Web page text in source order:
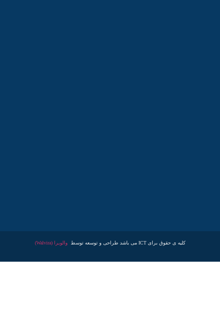
کلیه ی حقوق برای ICT می باشد طراحی و توسعه توسط والویرا (Walvira)